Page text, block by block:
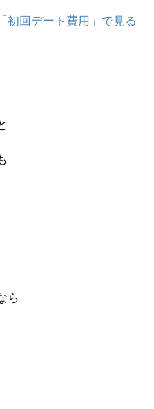
初回デート費用」で見る
ら